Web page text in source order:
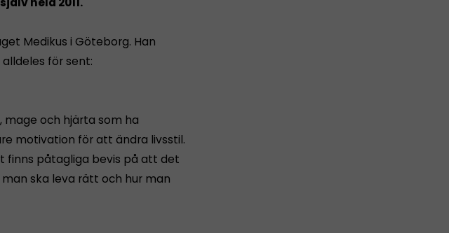
Medikus i Göteborg. Han
för sent:
och hjärta som ha
motivation för att ändra livsstil.
finns påtagliga bevis på att det
ska leva rätt och hur man